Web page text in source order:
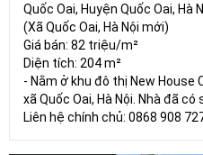
Quốc Oai, Huyện Quốc Oai, Hà
(Xã Quốc Oai, Hà Nội mới)
Giá bán: 82 triệu/m²
Diện tích: 204 m²
- Nằm ở khu đô thị New House
xã Quốc Oai, Hà Nội. Nhà đã
Liên hệ chính chủ: 0868 908